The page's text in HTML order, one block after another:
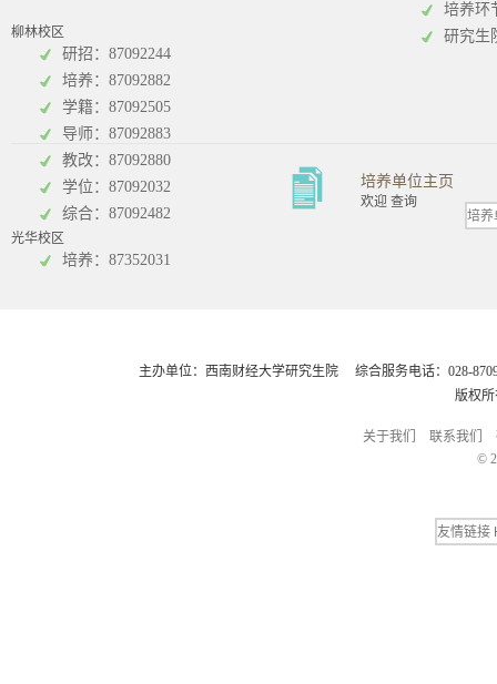
工商管理学院
柳林校区
研招：87092244
培养：87092882
学籍：87092505
导师：87092883
教改：87092880
学位：87092032
综合：87092482
光华校区
培养：87352031
培养环
研究生
培养单位主页
欢迎 查询
主办单位：西南财经大学研究生院 综合服务电话：028-
版权
关于我们 联系我们
©